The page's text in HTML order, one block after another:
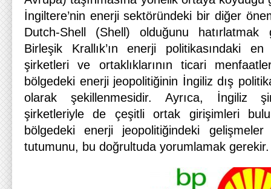
İngiltere’nin enerji sektöründeki bir diğer
Dutch-Shell (Shell) olduğunu
Birleşik Krallık’ın enerji politikasındaki
şirketleri ve ortaklıklarının ticari
bölgedeki enerji jeopolitiğinin İngiliz dış
olarak şekillenmesidir. Ayrıca, İngiliz
şirketleriyle de çeşitli ortak girişimleri
bölgedeki enerji jeopolitiğindeki gelişmeler
tutumunu, bu doğrultuda yorumlamak gerekir.